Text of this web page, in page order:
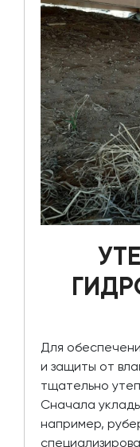
Для
и защиты от
тщательно
Сначала
например,